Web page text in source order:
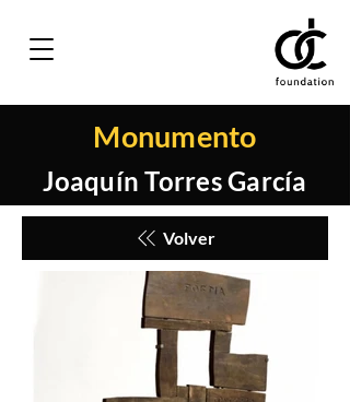
Monumento
Joaquín Torres García
Volver